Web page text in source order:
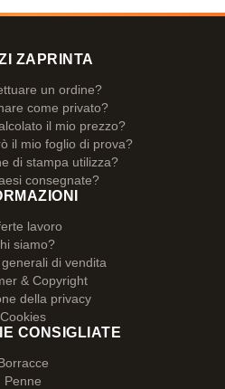
ZAPRINTA
un ordine?
come privato?
il mio prezzo?
il mio foglio di prova?
di stampa utilizza?
consegnate?
lavoro
siamo?
di vendita
& Copyright
della privacy
Cookies
CONSIGLIATE
Penne